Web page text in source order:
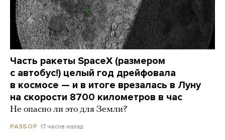
Часть ракеты SpaceX (размером
с автобус!) целый год дрейфовала
в космосе — и в итоге врезалась в Луну
на скорости 8700 километров в час
Не опасно ли это для Земли?
РАЗБОР 17 часов назад